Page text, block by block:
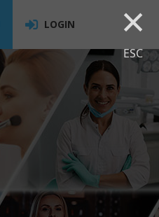
×
ESC
LOGIN